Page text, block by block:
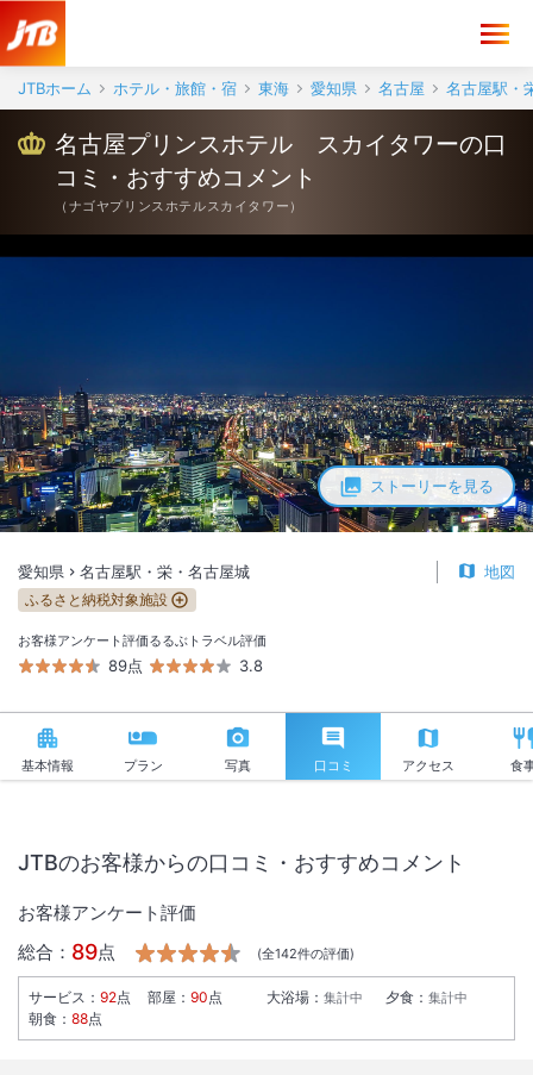
JTBホーム ホテル・旅館・宿 東海 愛知県 名古屋 名古屋駅・
ストーリーを見る
名古屋プリンスホテル スカイタワーの口
コミ・おすすめコメント
（ ナゴヤプリンスホテルスカイタワー ）
愛知県 名古屋駅・栄・名古屋城 地図
ふるさと納税対象施設
お客様アンケート評価
89点
るるぶトラベル評価
3.8
基本情報 プラン 写真 口コミ アクセス 食
JTBのお客様からの口コミ・おすすめコメント
お客様アンケート評価
総合： 89点 (全142件の評価)
サービス ： 92点 部屋 ： 90点 大浴場 ： 集計中 夕食 ： 集計中
朝食 ： 88点